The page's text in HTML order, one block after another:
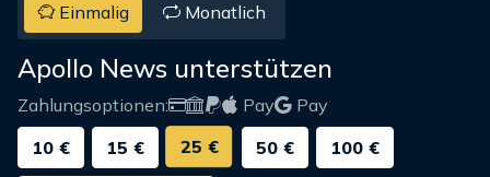
Einmalig Monatlich
Apollo News unterstützen
Zahlungsoptionen: Pay
Pay
10 €
15 € 25 € 50 € 100 €